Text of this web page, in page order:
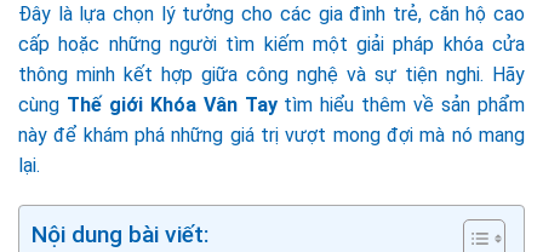
Đây là lựa chọn lý tưởng cho các gia đình trẻ, căn hộ cao
cấp hoặc những người tìm kiếm một giải pháp khóa cửa
thông minh kết hợp giữa công nghệ và sự tiện nghi. Hãy
cùng Thế giới Khóa Vân Taytìm hiểu thêm về sản phẩm
này để khám phá những giá trị vượt mong đợi mà nó mang
lại.
Nội dung bài viết: